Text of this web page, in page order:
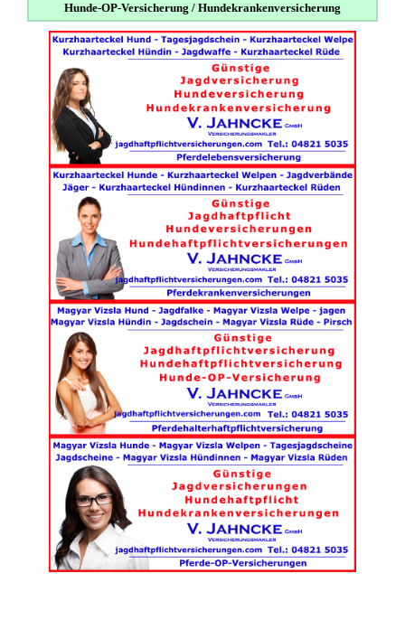
Hunde-OP-Versicherung / Hundekrankenversicherung